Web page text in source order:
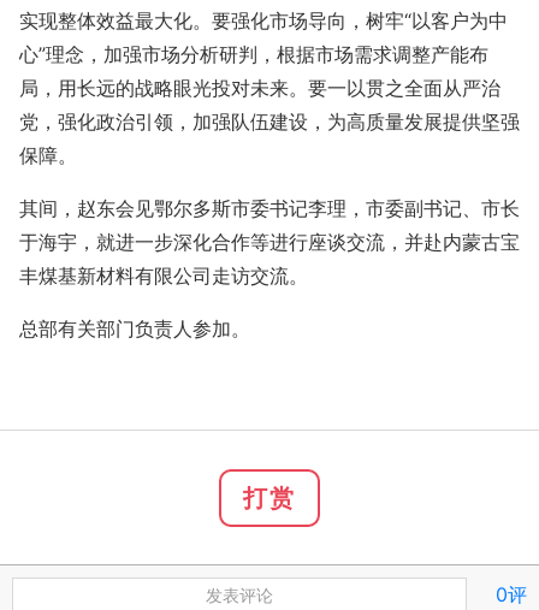
实现整体效益最大化。要强化市场导向，树牢“以客户为中
心”理念，加强市场分析研判，根据市场需求调整产能布
局，用长远的战略眼光投对未来。要一以贯之全面从严治
党，强化政治引领，加强队伍建设，为高质量发展提供坚强
保障。
其间，赵东会见鄂尔多斯市委书记李理，市委副书记、市长
于海宇，就进一步深化合作等进行座谈交流，并赴内蒙古宝
丰煤基新材料有限公司走访交流。
总部有关部门负责人参加。
打赏
发表评论 0评